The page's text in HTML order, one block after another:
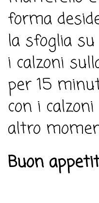
forma
la sfoglia
i calzoni
per 15
con i
altro
Buon